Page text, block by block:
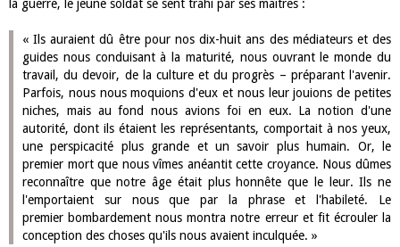
la guerre, le jeune soldat se sent trahi par ses maîtres :
« Ils auraient dû être pour nos dix-huit ans des médiateurs et des
guides nous conduisant à la maturité, nous ouvrant le monde du
travail, du devoir, de la culture et du progrès – préparant l'avenir.
Parfois, nous nous moquions d'eux et nous leur jouions de petites
niches, mais au fond nous avions foi en eux. La notion d'une
autorité, dont ils étaient les représentants, comportait à nos yeux,
une perspicacité plus grande et un savoir plus humain. Or, le
premier mort que nous vîmes anéantit cette croyance. Nous dûmes
reconnaître que notre âge était plus honnête que le leur. Ils ne
l'emportaient sur nous que par la phrase et l'habileté. Le
premier bombardement nous montra notre erreur et fit écrouler la
conception des choses qu'ils nous avaient inculquée. »